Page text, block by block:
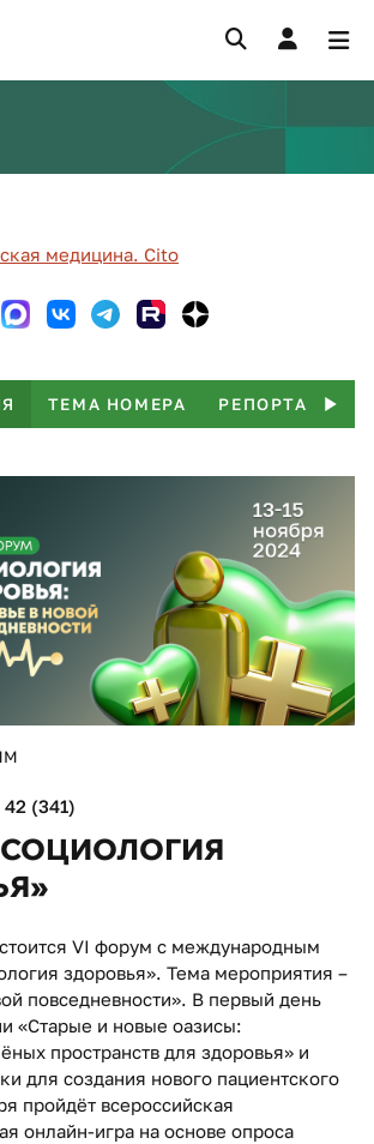
ТЕМА НОМЕРА РЕПОРТАЖ
(341)
VI форум с международным
здоровья». Тема мероприятия –
повседневности». В первый день
«Старые и новые оазисы:
пространств для здоровья» и
для создания нового пациентского
пройдёт всероссийская
онлайн-игра на основе опроса